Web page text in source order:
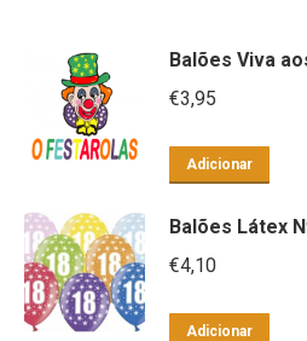
Balões Viva
€3,95
Adicionar
Balões Látex
€4,10
Adicionar